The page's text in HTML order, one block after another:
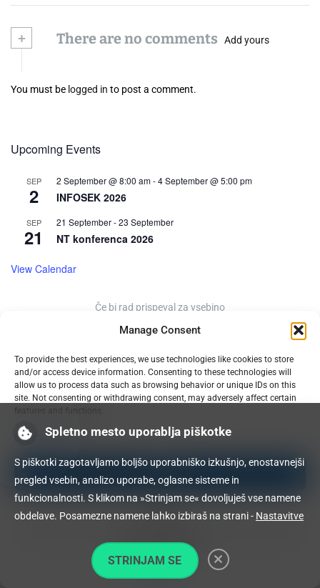
Manage Consent
To provide the best experiences, we use technologies like cookies to store
and/or access device information. Consenting to these technologies will
allow us to process data such as browsing behavior or unique IDs on this
site. Not consenting or withdrawing consent, may adversely affect certain
features and functions.
Manage services
Accept
Deny
+ There are no comments Add yours
You must be logged in to post a comment.
Upcoming Events
SEP
2
2 September @ 8:00 am-4 September @ 5:00 pm
INFOSEK 2026
SEP
21
21 September-23 September
NT konferenca 2026
View Calendar
Če bi rad prispeval za vsebino
Buy Me a Coffee
KROFEKSECURITY
Summary of Vulnerability and Protection Measures against
AutomationDirect C-more EA9 HMI Vulnerabilities
Summary of Vulnerability CVE-2025-24964: Remote Code Execution
Summary of CVE-2025-24968: Vulnerability in reNgine Framework
Leading to Remote Command Execution
Kako igrati šah proti jezikovnim modelom: skrivnosti in izzivi
obvladanja igranja
Spletno mesto uporablja piškotke
S piškotki zagotavljamo boljšo uporabniško izkušnjo, enostavnejši
pregled vsebin, analizo uporabe, oglasne sisteme in
funkcionalnosti. S klikom na »Strinjam se« dovoljuješ vse namene
obdelave. Posamezne namene lahko izbiraš na strani - Nastavitve
STRINJAM SE